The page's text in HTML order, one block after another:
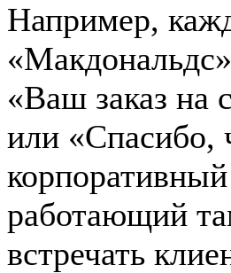
Например,
«Ваш заказ на
или «Спасибо,
работающий
встречать